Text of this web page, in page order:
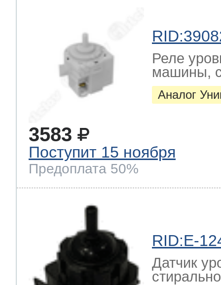
Реле
машины,
Аналог
3583
Поступит 15 ноября
Предоплата 50%
RID:E-
Датчик